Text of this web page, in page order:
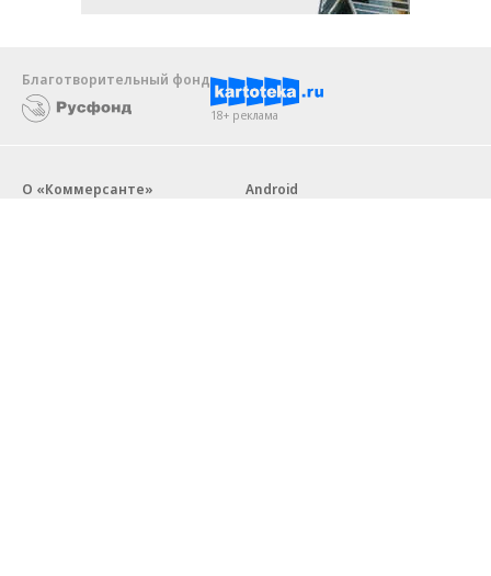
Благотворительный фонд
18+ реклама
О «Коммерсанте»
Android